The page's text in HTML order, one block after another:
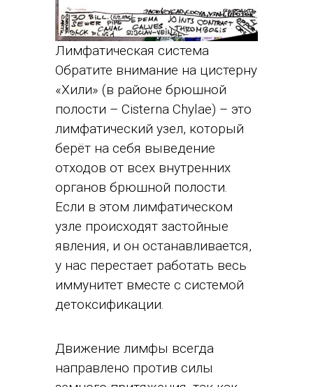
Лимфатическая система
Обратите внимание на цистерну
«Хили» (в районе брюшной
полости – Cisterna Chylae) – это
лимфатический узел, который
берёт на себя выведение
отходов от всех внутренних
органов брюшной полости.
Если в этом лимфатическом
узле происходят застойные
явления, и он останавливается,
у нас перестает работать весь
иммунитет вместе с системой
детоксификации.
Движение лимфы всегда
направлено против силы